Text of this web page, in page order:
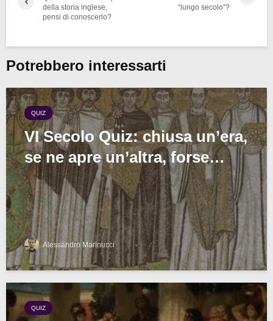
della storia inglese,
pensi di conoscerlo?
“lungo secolo”?
Potrebbero interessarti
QUIZ
VI Secolo Quiz: chiusa un’era,
se ne apre un’altra, forse…
Alessandro Marinucci
QUIZ